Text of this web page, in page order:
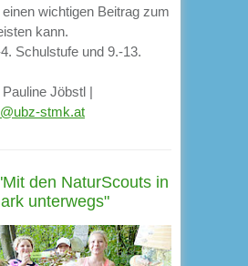
wichtigen Beitrag zum
kann.
Schulstufe und 9.-13.
Jöbstl |
stmk.at
den NaturScouts in
unterwegs"